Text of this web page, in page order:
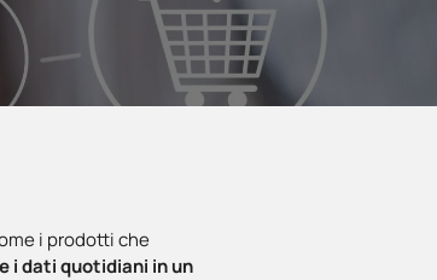
i prodotti che
i dati quotidiani in un